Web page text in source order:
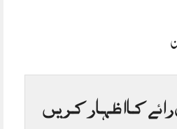
کا اظہار کریں